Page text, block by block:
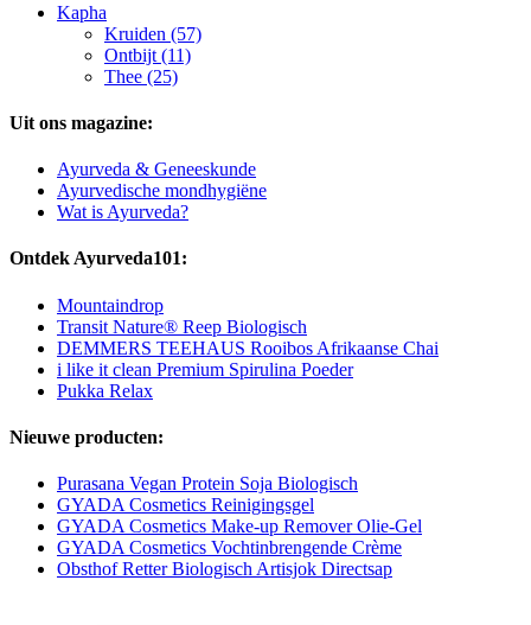
Kapha
Kruiden (57)
Ontbijt (11)
Thee (25)
Uit ons magazine:
Ayurveda & Geneeskunde
Ayurvedische mondhygiëne
Wat is Ayurveda?
Ontdek Ayurveda101:
Mountaindrop
Transit Nature® Reep Biologisch
DEMMERS TEEHAUS Rooibos Afrikaanse Chai
i like it clean Premium Spirulina Poeder
Pukka Relax
Nieuwe producten:
Purasana Vegan Protein Soja Biologisch
GYADA Cosmetics Reinigingsgel
GYADA Cosmetics Make-up Remover Olie-Gel
GYADA Cosmetics Vochtinbrengende Crème
Obsthof Retter Biologisch Artisjok Directsap